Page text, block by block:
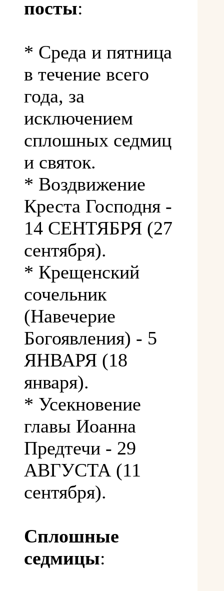
посты:
* Среда и пятница
в течение всего
года, за
исключением
сплошных седмиц
и святок.
* Воздвижение
Креста Господня -
14 СЕНТЯБРЯ (27
сентября).
* Крещенский
сочельник
(Навечерие
Богоявления) - 5
ЯНВАРЯ (18
января).
* Усекновение
главы Иоанна
Предтечи - 29
АВГУСТА (11
сентября).
Сплошные
седмицы: